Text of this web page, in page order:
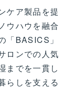
ケア製品を提
ウハウを融合
「BASICS」
ロンでの人気
までを一貫し
らしを支える